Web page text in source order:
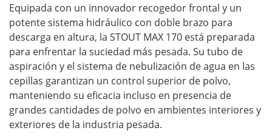
Equipada con un innovador recogedor frontal y un
potente sistema hidráulico con doble brazo para
descarga en altura, la STOUT MAX 170 está preparada
para enfrentar la suciedad más pesada. Su tubo de
aspiración y el sistema de nebulización de agua en las
cepillas garantizan un control superior de polvo,
manteniendo su eficacia incluso en presencia de
grandes cantidades de polvo en ambientes interiores y
exteriores de la industria pesada.